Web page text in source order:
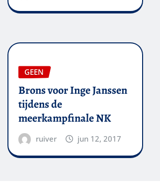
GEEN
Brons voor Inge Janssen
tijdens de
meerkampfinale NK
ruiver jun 12, 2017